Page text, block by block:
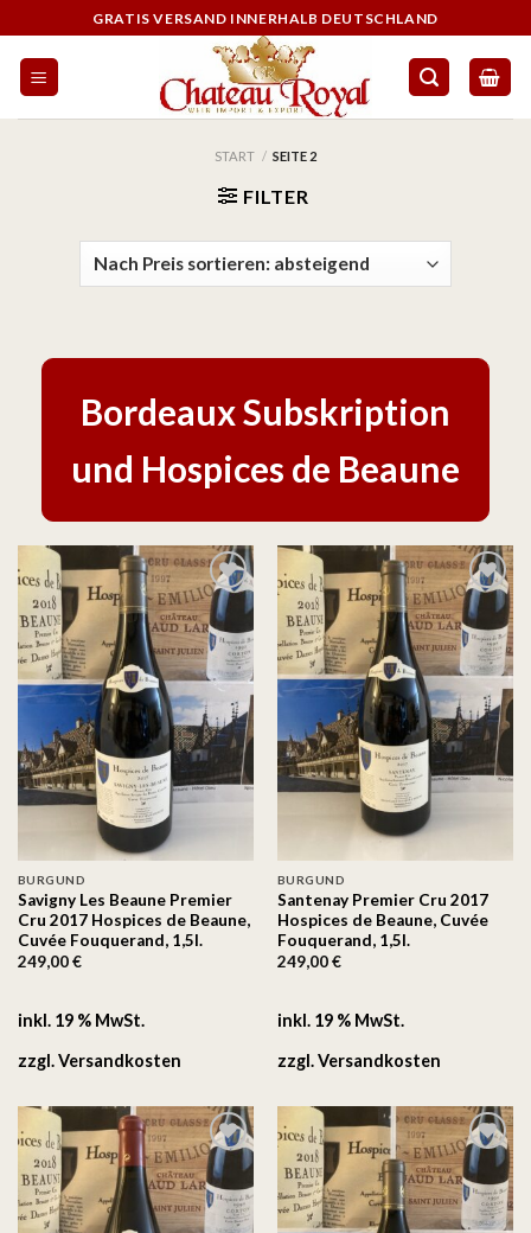
GRATIS VERSAND INNERHALB DEUTSCHLAND
START / SEITE 2
FILTER
Bordeaux Subskription
und Hospices de Beaune
Auf
die
Wunschliste
BURGUND
Savigny Les Beaune Premier
Cru 2017 Hospices de Beaune,
Cuvée Fouquerand, 1,5l.
249,00€
inkl. 19 % MwSt.
zzgl.Versandkosten
Auf
die
Wunschliste
BURGUND
Santenay Premier Cru 2017
Hospices de Beaune, Cuvée
Fouquerand, 1,5l.
249,00€
inkl. 19 % MwSt.
zzgl.Versandkosten
Auf
die
Wunschliste
Auf
die
Wunschliste